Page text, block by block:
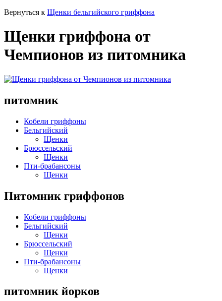
Вернуться к Щенки бельгийского гриффона
Щенки гриффона от
Чемпионов из питомника
питомник
Кобели гриффоны
Бельгийский
Щенки
Брюссельский
Щенки
Пти-брабансоны
Щенки
Питомник гриффонов
Кобели гриффоны
Бельгийский
Щенки
Брюссельский
Щенки
Пти-брабансоны
Щенки
питомник йорков